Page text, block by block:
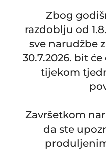
Zbog
razdoblju od
sve narudžbe
30.7.2026. bit
tijekom
Završetkom
da ste
Zamjensko